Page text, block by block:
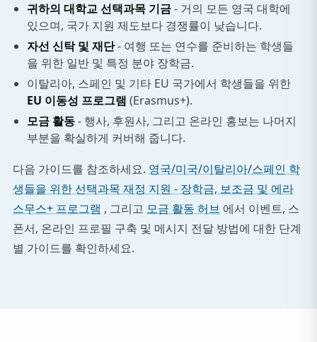
귀하의 대학교 선택과목 기금- 거의 모든 영국 대학에
있으며, 국가 지원 제도보다 경쟁률이 낮습니다.
자선 신탁 및 재단- 여행 또는 연수를 준비하는 학생들
을 위한 일반 및 특정 분야 장학금.
이탈리아, 스페인 및 기타 EU 국가에서 학생들을 위한
EU 이동성 프로그램 (Erasmus+).
모금 활동- 행사, 후원사, 그리고 온라인 홍보는 나머지
부분을 확실하게 커버해 줍니다.
다음 가이드를 참조하세요. 영국/미국/이탈리아/스페인 학
생들을 위한 선택과목 재정 지원 - 장학금, 보조금 및 에라
스무스+ 프로그램 , 그리고 모금 활동 허브 에서 이벤트, 스
폰서, 온라인 프로필 구축 및 메시지 전달 방법에 대한 단계
별 가이드를 확인하세요.